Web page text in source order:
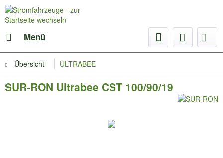
Menü
Übersicht ULTRABEE
SUR-RON Ultrabee CST 100/90/19